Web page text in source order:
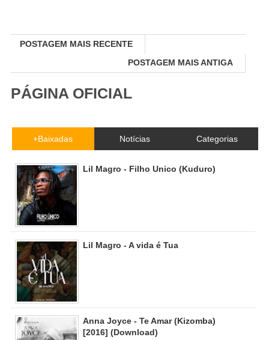
POSTAGEM MAIS RECENTE
POSTAGEM MAIS ANTIGA
PÁGINA OFICIAL
+Baixadas Notícias Categorias
Lil Magro - Filho Unico (Kuduro)
Lil Magro - A vida é Tua
Anna Joyce - Te Amar (Kizomba)
[2016] (Download)